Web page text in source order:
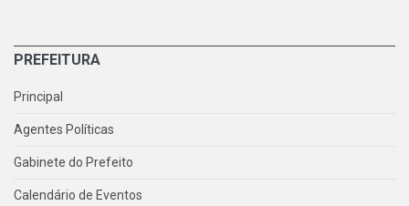
PREFEITURA
Principal
Agentes Políticas
Gabinete do Prefeito
Calendário de Eventos